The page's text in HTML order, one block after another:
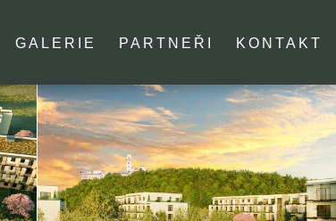
GALERIE PARTNEŘI KONTAKT